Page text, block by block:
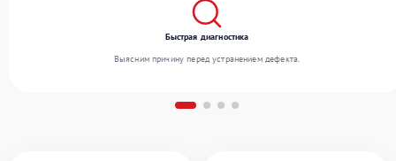
Быстрая диагностика
Выясним причину перед устранением дефекта.